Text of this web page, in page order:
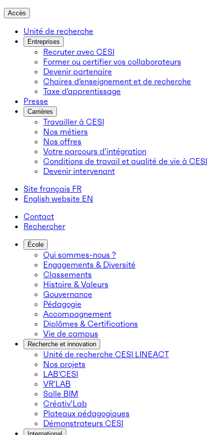
Accès
Unité de recherche
Entreprises
Recruter avec CESI
Former ou certifier vos collaborateurs
Devenir partenaire
Chaires d’enseignement et de recherche
Taxe d’apprentissage
Presse
Carrières
Travailler à CESI
Nos métiers
Nos offres
Votre parcours d’intégration
Conditions de travail et qualité de vie à CESI
Devenir intervenant
Site français FR
English website EN
Contact
Rechercher
École
Qui sommes-nous ?
Engagements & Diversité
Classements
Histoire & Valeurs
Gouvernance
Pédagogie
Accompagnement
Diplômes & Certifications
Vie de campus
Recherche et innovation
Unité de recherche CESI LINEACT
Nos projets
LAB’CESI
VR’LAB
Salle BIM
Créativ’Lab
Plateaux pédagogiques
Démonstrateurs CESI